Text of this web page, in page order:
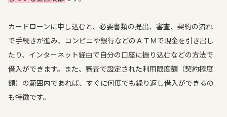
カードローンに申し込むと、必要書類の提出、審査、契約の流れ
で手続きが進み、コンビニや銀行などのＡＴＭで現金を引き出し
たり、インターネット経由で自分の口座に振り込むなどの方法で
借入ができます。また、審査で設定された利用限度額（契約極度
額）の範囲内であれば、すぐに何度でも繰り返し借入ができるの
も特徴です。